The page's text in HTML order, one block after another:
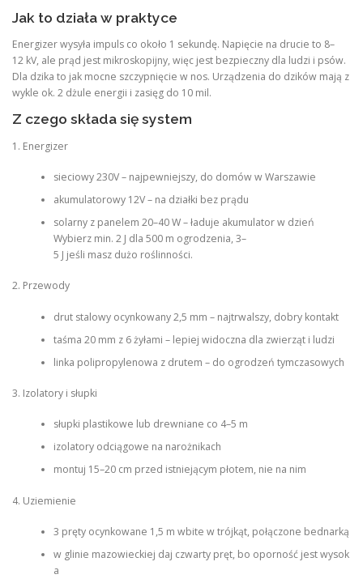
Jak to działa w praktyce
Energizer wysyła impuls co około 1 sekundę. Napięcie na drucie to 8–
12 kV, ale prąd jest mikroskopijny, więc jest bezpieczny dla ludzi i psów.
Dla dzika to jak mocne szczypnięcie w nos. Urządzenia do dzików mają z
wykle ok. 2 dżule energii i zasięg do 10 mil.
Z czego składa się system
1. Energizer
sieciowy 230V – najpewniejszy, do domów w Warszawie
akumulatorowy 12V – na działki bez prądu
solarny z panelem 20–40 W – ładuje akumulator w dzień
Wybierz min. 2 J dla 500 m ogrodzenia, 3–
5 J jeśli masz dużo roślinności.
2. Przewody
drut stalowy ocynkowany 2,5 mm – najtrwalszy, dobry kontakt
taśma 20 mm z 6 żyłami – lepiej widoczna dla zwierząt i ludzi
linka polipropylenowa z drutem – do ogrodzeń tymczasowych
3. Izolatory i słupki
słupki plastikowe lub drewniane co 4–5 m
izolatory odciągowe na narożnikach
montuj 15–20 cm przed istniejącym płotem, nie na nim
4. Uziemienie
3 pręty ocynkowane 1,5 m wbite w trójkąt, połączone bednarką
w glinie mazowieckiej daj czwarty pręt, bo oporność jest wysok
a